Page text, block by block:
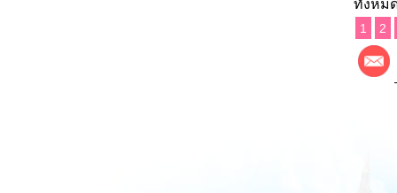
ทั้งหม
1 2